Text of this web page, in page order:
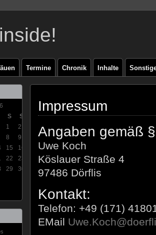
Termine Chronik Inhalte
S S
1
2
8
9
15
16
22
23
29
30
Impressum
Angaben gemäß
Uwe Koch
Köslauer Straße 4
97486 Dörflis
Kontakt:
Telefon: +49 (171)
EMail